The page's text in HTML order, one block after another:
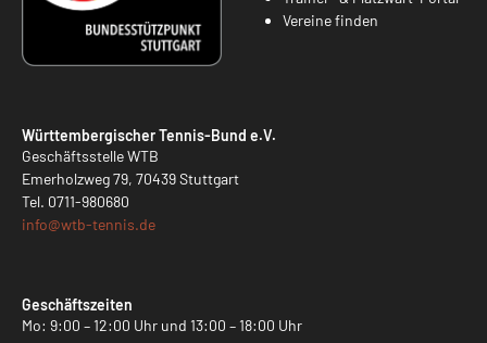
Vereine finden
Württembergischer Tennis-Bund e.V.
Geschäftsstelle WTB
Emerholzweg 79, 70439 Stuttgart
Tel. 0711-980680
info@wtb-tennis.de
Geschäftszeiten
Mo: 9:00 – 12:00 Uhr und 13:00 – 18:00 Uhr